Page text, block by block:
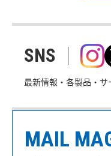
SNS
最新情報・各製品・
MAIL